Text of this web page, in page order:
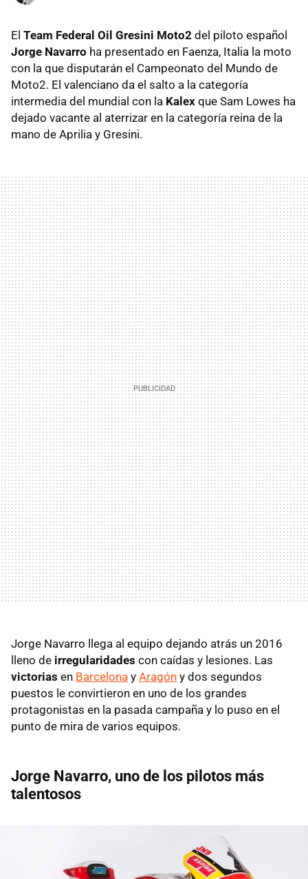
El Team Federal Oil Gresini Moto2 del piloto español
Jorge Navarro ha presentado en Faenza, Italia la moto
con la que disputarán el Campeonato del Mundo de
Moto2. El valenciano da el salto a la categoría
intermedia del mundial con la Kalex que Sam Lowes ha
dejado vacante al aterrizar en la categoría reina de la
mano de Aprilia y Gresini.
Jorge Navarro llega al equipo dejando atrás un 2016
lleno de irregularidades con caídas y lesiones. Las
victorias en Barcelona y Aragón y dos segundos
puestos le convirtieron en uno de los grandes
protagonistas en la pasada campaña y lo puso en el
punto de mira de varios equipos.
Jorge Navarro, uno de los pilotos más
talentosos